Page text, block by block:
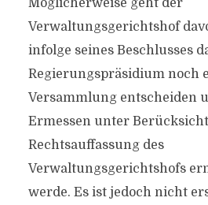
Möglicherweise geht der
Verwaltungsgerichtshof
infolge seines Beschlusses
Regierungspräsidium noch
Versammlung entscheiden
Ermessen unter
Rechtsauffassung des
Verwaltungsgerichtshofs
werde. Es ist jedoch nicht